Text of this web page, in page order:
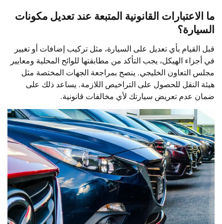
ما الاعتبارات القانونية المتبعة عند تعديل مكونات
السيارة؟
قبل القيام بأي تعديل على السيارة، مثل تركيب إضافات أو تغيير
في أجزاء الهيكل، يجب التأكد من مطابقتها للوائح المحلية ومعايير
مجلس التعاون الخليجي. ينصح بمراجعة الجهات المختصة مثل
هيئة النقل للحصول على التراخيص اللازمة. يساعد ذلك على
ضمان عدم تعريض سيارتك لأي مخالفات قانونية.